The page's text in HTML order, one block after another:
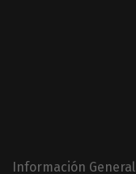
Información General